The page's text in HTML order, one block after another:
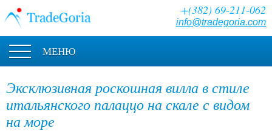
+(382) 69-211-062
info@tradegoria.com
МЕНЮ
Эксклюзивная роскошная вилла в стиле
итальянского палаццо на скале с видом
на море